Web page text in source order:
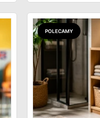
kosztuje i po czym
podróbki.
łącznie z jedną
POLECAMY